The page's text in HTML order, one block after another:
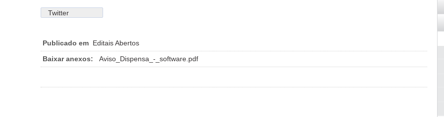
Twitter
Publicado em Editais Abertos
Baixar anexos:
Aviso_Dispensa_-_software.pdf